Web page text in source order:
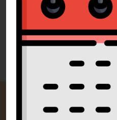
Doporučujeme Od nejlevnějšího